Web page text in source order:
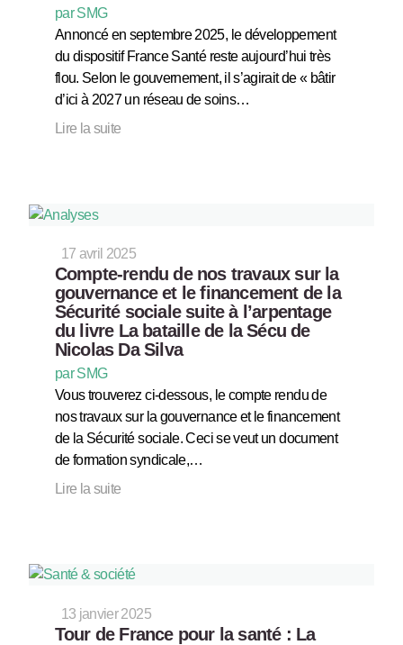
par SMG
Annoncé en septembre 2025, le développement
du dispositif France Santé reste aujourd’hui très
flou. Selon le gouvernement, il s’agirait de « bâtir
d’ici à 2027 un réseau de soins…
Lire la suite
17 avril 2025
Compte-rendu de nos travaux sur la
gouvernance et le financement de la
Sécurité sociale suite à l’arpentage
du livre La bataille de la Sécu de
Nicolas Da Silva
par SMG
Vous trouverez ci-dessous, le compte rendu de
nos travaux sur la gouvernance et le financement
de la Sécurité sociale. Ceci se veut un document
de formation syndicale,…
Lire la suite
13 janvier 2025
Tour de France pour la santé : La